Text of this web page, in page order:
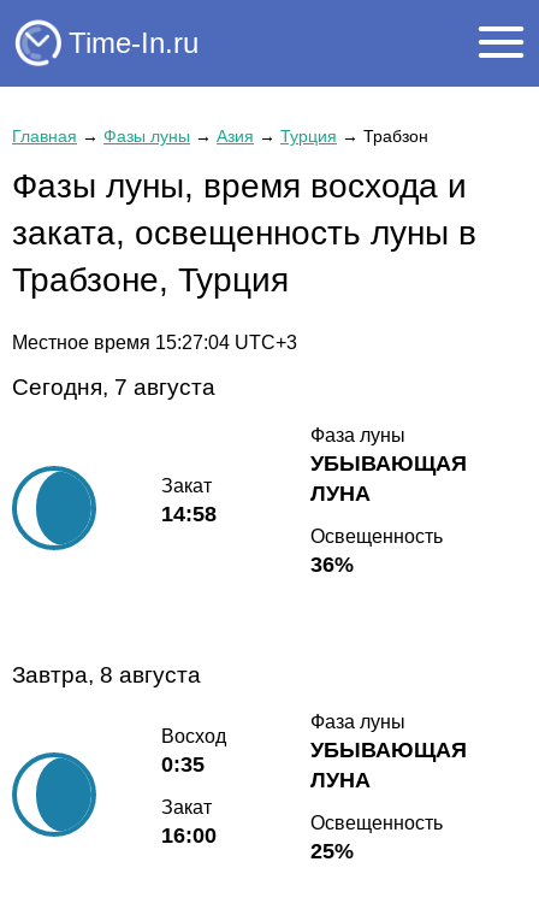
Time-In.ru
Главная → Фазы луны → Азия → Турция → Трабзон
Фазы луны, время восхода и
заката, освещенность луны в
Трабзоне, Турция
Местное время 15:27:04 UTC+3
Сегодня, 7 августа
Закат
14:58
Фаза луны
УБЫВАЮЩАЯ
ЛУНА
Освещенность
36%
Завтра, 8 августа
Восход
0:35
Закат
16:00
Фаза луны
УБЫВАЮЩАЯ
ЛУНА
Освещенность
25%